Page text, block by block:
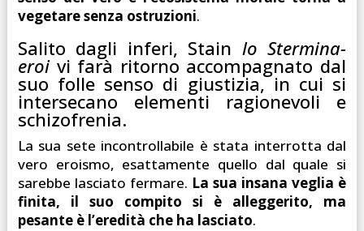
vegetare senza ostruzioni.
Salito dagli inferi, Stain lo Stermina-
eroivi farà ritorno accompagnato dal
suo folle senso di giustizia, in cui si
intersecano elementi ragionevoli e
schizofrenia.
La sua sete incontrollabile è stata interrotta dal
vero eroismo, esattamente quello dal quale si
sarebbe lasciato fermare. La sua insana veglia è
finita, il suo compito si è alleggerito, ma
pesante è l’eredità che ha lasciato.